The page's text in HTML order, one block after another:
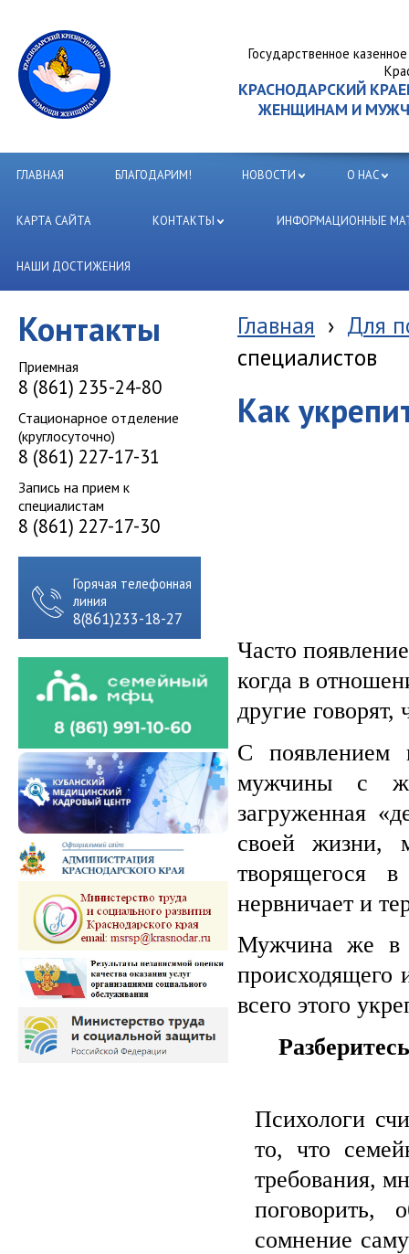
Государственное
КРАСНОДАРСКИЙ
ЖЕНЩИНАМ И
ГЛАВНАЯ БЛАГОДАРИМ! НОВОСТИ О НАС
КАРТА САЙТА КОНТАКТЫ ИНФОРМАЦИОННЫЕ
НАШИ ДОСТИЖЕНИЯ
Контакты
Приемная
8 (861) 235-24-80
Стационарное отделение
(круглосуточно)
8 (861) 227-17-31
Запись на прием к
специалистам
8 (861) 227-17-30
Горячая телефонная
линия
8(861)233-18-27
Главная › Для
специалистов
Как
Часто
когда в
другие
С появлением
мужчины с
загруженная
своей жизни,
творящегося
нервничает и
Мужчина же в
происходящего
всего этого
Психологи
то, что
требования,
поговорить,
сомнение